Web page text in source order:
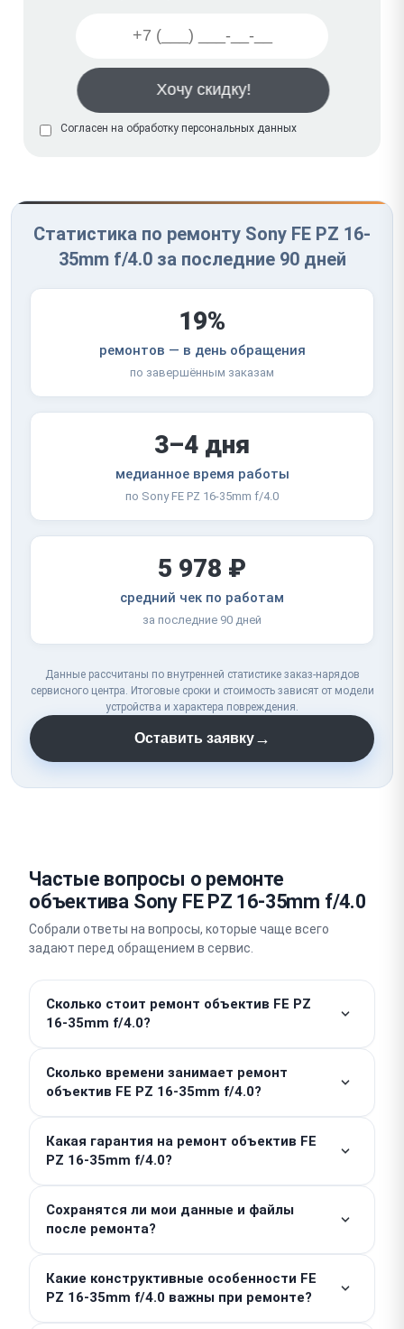
Согласен на обработку персональных данных
Статистика по ремонту Sony FE PZ 16-
35mm f/4.0 за последние 90 дней
19%
ремонтов — в день обращения
по завершённым заказам
3–4 дня
медианное время работы
по Sony FE PZ 16-35mm f/4.0
5 978 ₽
средний чек по работам
за последние 90 дней
Данные рассчитаны по внутренней статистике заказ-нарядов
сервисного центра. Итоговые сроки и стоимость зависят от модели
устройства и характера повреждения.
Оставить заявку→
Частые вопросы о ремонте
объектива Sony FE PZ 16-35mm f/4.0
Собрали ответы на вопросы, которые чаще всего
задают перед обращением в сервис.
Сколько стоит ремонт объектив FE PZ
16-35mm f/4.0?
отдельно, поэтому итоговая сумма зависит от
характера поломки. Точную цену мы назовем
после бесплатной диагностики, скрытых доплат у
нас нет.
Сколько времени занимает ремонт
объектив FE PZ 16-35mm f/4.0?
в день обращения, зачастую за 1–2 часа. Сложный
ремонт устройства занимает 3–4 дня.
Какая гарантия на ремонт объектив FE
PZ 16-35mm f/4.0?
выполненные работы и установленные детали.
Чтобы воспользоваться ей при необходимости,
просто сохраните выданный заказ-наряд или чек.
Сохранятся ли мои данные и файлы
после ремонта?
однако мы позаботимся о сохранности заводских
настроек и текущей прошивки. Мы работаем как
независимый специализированный сервис и не
Какие конструктивные особенности FE
PZ 16-35mm f/4.0 важны при ремонте?